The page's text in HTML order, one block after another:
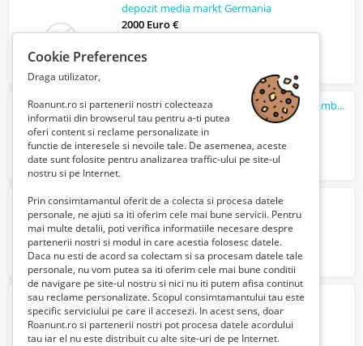
depozit media markt Germania
2000 Euro €
Sisteme de ridicare, fixare si ancorare – gambeti G209 Crosby
1 Euro €
Bautura racoritoare Coca Cola Cherry
1 Euro €
Dispozitiv transport pacient
570 Lei
Cookie Preferences
Draga utilizator,
Roanunt.ro si partenerii nostri colecteaza
informatii din browserul tau pentru a-ti putea
oferi content si reclame personalizate in
functie de interesele si nevoile tale. De asemenea, aceste
date sunt folosite pentru analizarea traffic-ului pe site-ul
nostru si pe Internet.
Prin consimtamantul oferit de a colecta si procesa datele
personale, ne ajuti sa iti oferim cele mai bune servicii. Pentru
mai multe detalii, poti verifica informatiile necesare despre
partenerii nostri si modul in care acestia folosesc datele.
Daca nu esti de acord sa colectam si sa procesam datele tale
personale, nu vom putea sa iti oferim cele mai bune conditii
de navigare pe site-ul nostru si nici nu iti putem afisa continut
sau reclame personalizate. Scopul consimtamantului tau este
specific serviciului pe care il accesezi. In acest sens, doar
Roanunt.ro si partenerii nostri pot procesa datele acordului
tau iar el nu este distribuit cu alte site-uri de pe Internet.